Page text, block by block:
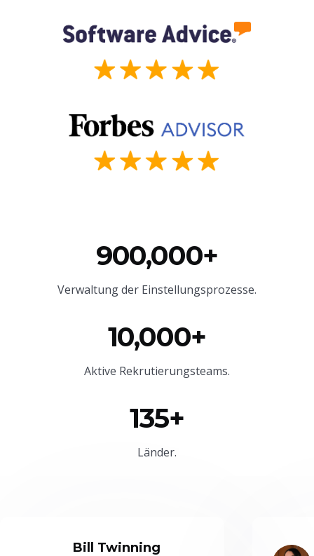
900,000+
Verwaltung der Einstellungsprozesse.
10,000+
Aktive Rekrutierungsteams.
135+
Länder.
Bill Twinning